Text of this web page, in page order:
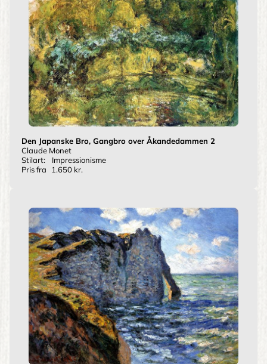
Den Japanske Bro, Gangbro over Åkandedammen 2
Claude Monet
Stilart:
Impressionisme
Pris fra
1.650 kr.